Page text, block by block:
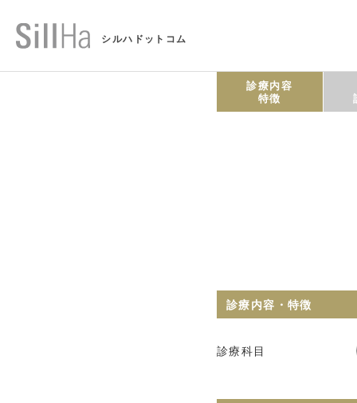
シルハドットコム
診療内容
特徴
診療内容・特徴
診療科目